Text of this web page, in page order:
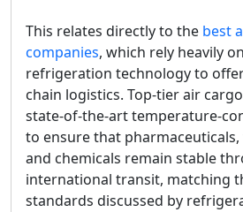
This relates directly to the best
companies, which rely heavily
refrigeration technology to
chain logistics. Top-tier air
state-of-the-art temperature-
to ensure that
and chemicals remain stable
international transit, matching
standards discussed by